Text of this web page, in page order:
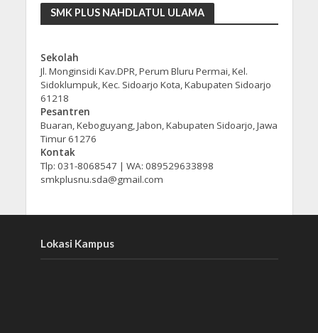
SMK PLUS NAHDLATUL ULAMA
Sekolah
Jl. Monginsidi Kav.DPR, Perum Bluru Permai, Kel.
Sidoklumpuk, Kec. Sidoarjo Kota, Kabupaten Sidoarjo
61218
Pesantren
Buaran, Keboguyang, Jabon, Kabupaten Sidoarjo, Jawa
Timur 61276
Kontak
Tlp: 031-8068547 | WA: 089529633898
smkplusnu.sda@gmail.com
Lokasi Kampus